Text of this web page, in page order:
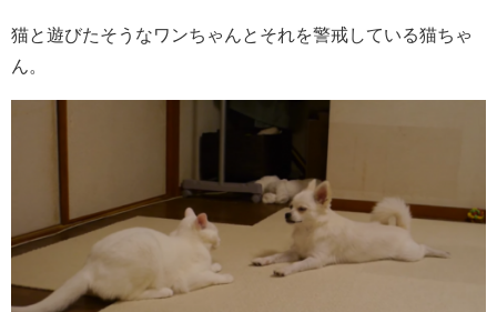
猫と遊びたそうなワンちゃんとそれを警戒している猫ちゃ
ん。